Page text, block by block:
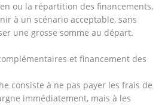
ou la répartition des financements,
à un scénario acceptable, sans
une grosse somme au départ.
et financement des
consiste à ne pas payer les frais de
immédiatement, mais à les